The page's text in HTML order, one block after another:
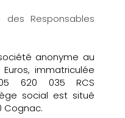
Responsables
anonyme au
immatriculée
620 035 RCS
social est situé
Cognac.